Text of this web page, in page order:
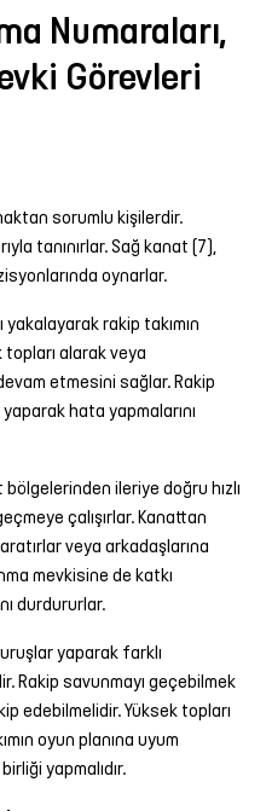
Numaraları,
Görevleri
sorumlu kişilerdir.
tanınırlar. Sağ kanat (7),
oynarlar.
rakip takımın
topları alarak veya
etmesini sağlar. Rakip
hata yapmalarını
ileriye doğru hızlı
çalışırlar. Kanattan
veya arkadaşlarına
mevkisine de katkı
durdururlar.
yaparak farklı
Rakip savunmayı geçebilmek
edebilmelidir. Yüksek topları
oyun planına uyum
yapmalıdır.